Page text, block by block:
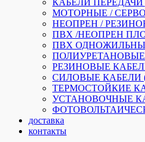
КАБЕЛИ ПЕРЕДАЧИ
МОТОРНЫЕ /
НЕОПРЕН /
ПВХ /НЕОПРЕН
ПВХ ОДНОЖИЛЬНЫЕ
ПОЛИУРЕТАНОВЫЕ
РЕЗИНОВЫЕ КАБЕЛИ
СИЛОВЫЕ КАБЕЛИ
ТЕРМОСТОЙКИЕ
УСТАНОВОЧНЫЕ
доставка
контакты